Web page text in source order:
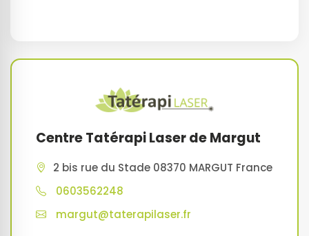
Centre Tatérapi Laser de Margut
2 bis rue du Stade 08370 MARGUT France
0603562248
margut@taterapilaser.fr